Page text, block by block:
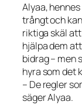
Alyaa,
trångt och
riktiga skäl
hjälpa dem
bidrag – men
hyra som det
– De regler
säger Alyaa.